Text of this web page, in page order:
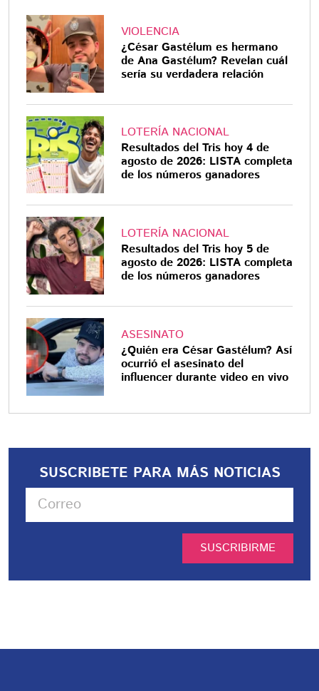
VIOLENCIA
¿César Gastélum es hermano
de Ana Gastélum? Revelan cuál
sería su verdadera relación
LOTERÍA NACIONAL
Resultados del Tris hoy 4 de
agosto de 2026: LISTA completa
de los números ganadores
LOTERÍA NACIONAL
Resultados del Tris hoy 5 de
agosto de 2026: LISTA completa
de los números ganadores
ASESINATO
¿Quién era César Gastélum? Así
ocurrió el asesinato del
influencer durante video en vivo
SUSCRIBETE PARA MÁS NOTICIAS
SUSCRIBIRME